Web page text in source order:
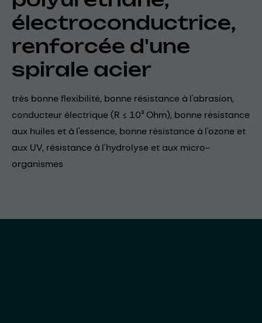
électroconductrice,
renforcée d'une
spirale acier
très bonne flexibilité, bonne résistance à l'abrasion,
conducteur électrique (R ≤ 10³ Ohm), bonne résistance
aux huiles et à l'essence, bonne résistance à l'ozone et
aux UV, résistance à l'hydrolyse et aux micro-
organismes